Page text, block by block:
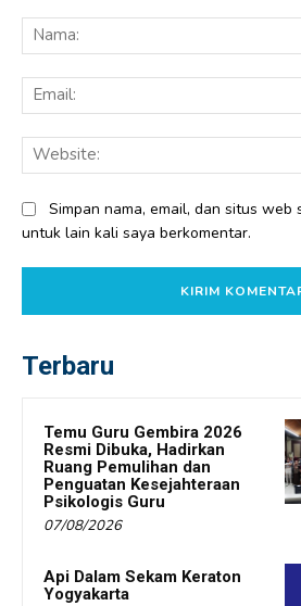
Simpan nama, email, dan situs web
untuk lain kali saya berkomentar.
Terbaru
Temu Guru Gembira 2026
Resmi Dibuka, Hadirkan
Ruang Pemulihan dan
Penguatan Kesejahteraan
Psikologis Guru
07/08/2026
Api Dalam Sekam Keraton
Yogyakarta